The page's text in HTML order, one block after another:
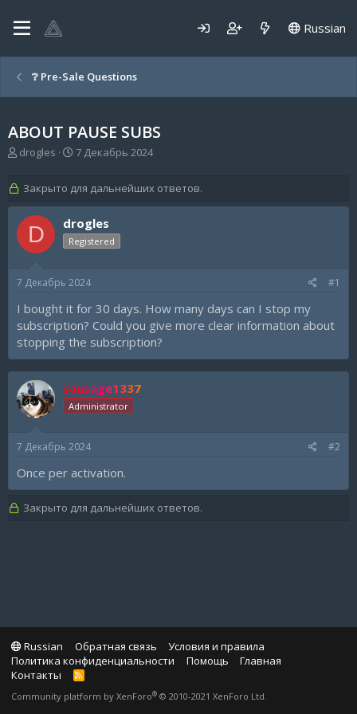
Russian
❔ Pre-Sale Questions
ABOUT PAUSE SUBS
А
о
р
т
м
drogles
Д
а
н
а
ч
а
а
7 Декабрь 2024
Закрыто для дальнейших ответов.
D drogles
Registered
7 Декабрь 2024 #1
I bought it for 30 days. How many days can I stop my
subscription? Could you give more clear information about
stopping the subscription?
sausage1337
Administrator
7 Декабрь 2024 #2
Once per activation.
Закрыто для дальнейших ответов.
Russian Обратная связь
Условия и правила
Политика конфиденциальности
Помощь
Главная
Контакты
R
S
Community platform by XenForo® © 2010-2021 XenForo Ltd.